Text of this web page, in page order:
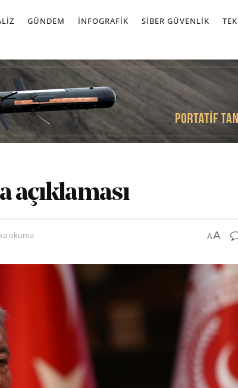
GÜNDEM İNFOGRAFIK SIBER GÜVENLIK
açıklaması
okuma AA